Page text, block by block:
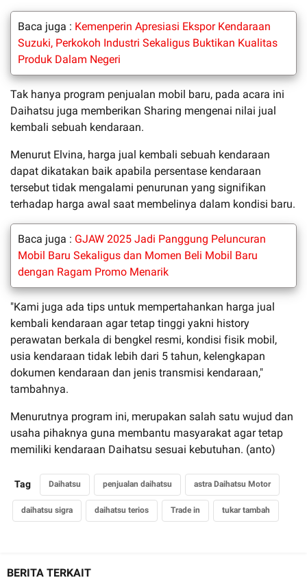
Baca juga : Kemenperin Apresiasi Ekspor Kendaraan
Suzuki, Perkokoh Industri Sekaligus Buktikan Kualitas
Produk Dalam Negeri
Tak hanya program penjualan mobil baru, pada acara ini
Daihatsu juga memberikan Sharing mengenai nilai jual
kembali sebuah kendaraan.
Menurut Elvina, harga jual kembali sebuah kendaraan
dapat dikatakan baik apabila persentase kendaraan
tersebut tidak mengalami penurunan yang signifikan
terhadap harga awal saat membelinya dalam kondisi baru.
Baca juga : GJAW 2025 Jadi Panggung Peluncuran
Mobil Baru Sekaligus dan Momen Beli Mobil Baru
dengan Ragam Promo Menarik
"Kami juga ada tips untuk mempertahankan harga jual
kembali kendaraan agar tetap tinggi yakni history
perawatan berkala di bengkel resmi, kondisi fisik mobil,
usia kendaraan tidak lebih dari 5 tahun, kelengkapan
dokumen kendaraan dan jenis transmisi kendaraan,"
tambahnya.
Menurutnya program ini, merupakan salah satu wujud dan
usaha pihaknya guna membantu masyarakat agar tetap
memiliki kendaraan Daihatsu sesuai kebutuhan. (anto)
Tag Daihatsu penjualan daihatsu astra Daihatsu Motor
daihatsu sigra daihatsu terios Trade in tukar tambah
BERITA TERKAIT